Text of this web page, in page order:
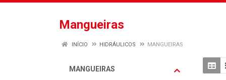
Mangueiras
INÍCIO HIDRÁULICOS MANGUEIRAS
MANGUEIRAS